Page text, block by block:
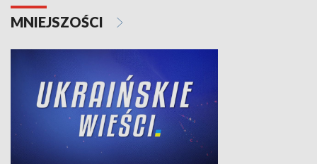
MNIEJSZOŚCI